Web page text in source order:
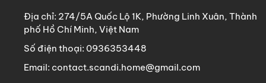
Địa chỉ: 274/5A Quốc Lộ 1K, Phường Linh Xuân, Thành
phố Hồ Chí Minh, Việt Nam
Số điện thoại: 0936353448
Email: contact.scandi.home@gmail.com